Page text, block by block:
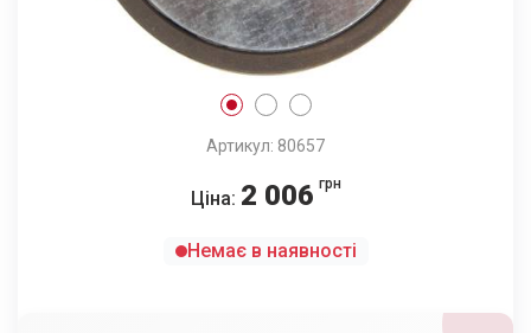
Артикул: 80657
Ціна: 2 006 грн
Немає в наявності